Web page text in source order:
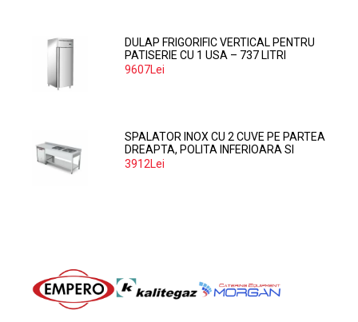
DULAP FRIGORIFIC VERTICAL PENTRU
PATISERIE CU 1 USA – 737 LITRI
9607Lei
SPALATOR INOX CU 2 CUVE PE PARTEA
DREAPTA, POLITA INFERIOARA SI
SPATIU MASINA SPALAT 160*70*85
3912Lei